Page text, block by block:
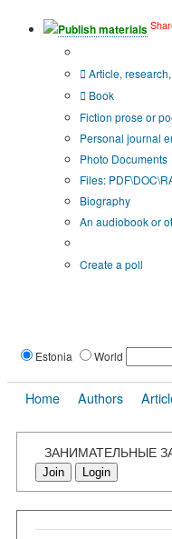
Publish materials
Article,
Book
Fiction prose or
Personal journal
Photo Documents
Files:
Biography
An audiobook or
Create a poll
Estonia World
Home Authors
ЗАНИМАТЕЛЬНЫЕ
Join Login